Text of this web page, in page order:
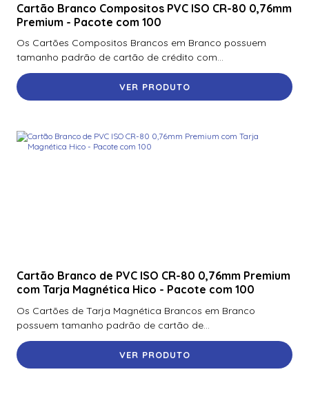
Cartão Branco Compositos PVC ISO CR-80 0,76mm
Premium - Pacote com 100
Os Cartões Compositos Brancos em Branco possuem
tamanho padrão de cartão de crédito com...
VER PRODUTO
Cartão Branco de PVC ISO CR-80 0,76mm Premium
com Tarja Magnética Hico - Pacote com 100
Os Cartões de Tarja Magnética Brancos em Branco
possuem tamanho padrão de cartão de...
VER PRODUTO